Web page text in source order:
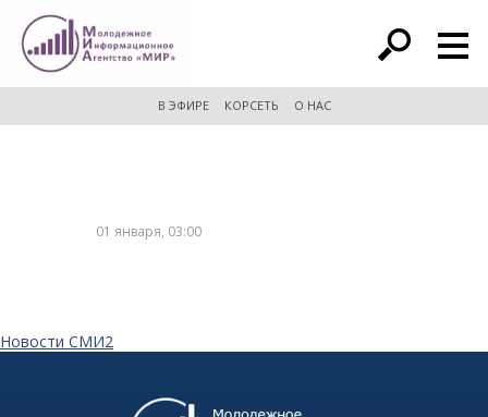
расширенный поиск
В ЭФИРЕ КОРСЕТЬ О НАС
01 января, 03:00
Новости СМИ2